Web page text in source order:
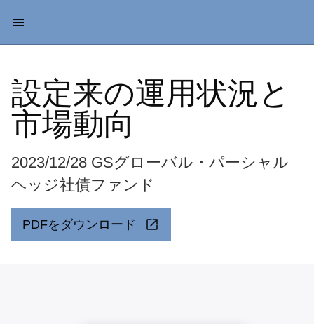
設定来の運用状況と
市場動向
2023/12/28 GSグローバル・パーシャル
ヘッジ社債ファンド
PDFをダウンロード